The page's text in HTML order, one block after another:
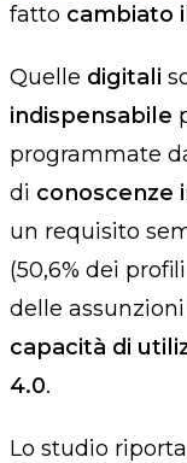
fatto cambiato
Quelle digitali
indispensabile
programmate
di conoscenze
un requisito
(50,6% dei
delle
capacità di
4.0.
Lo studio